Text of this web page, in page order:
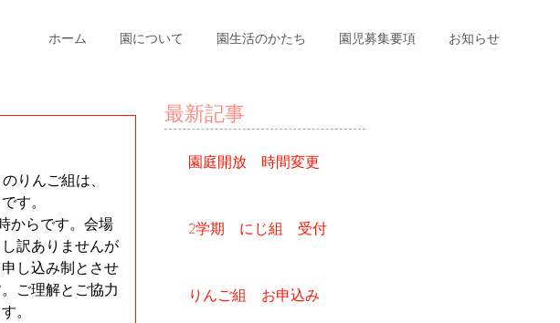
ホーム 園について 園生活のかたち 園児募集要項 お知らせ
りんご組は、
す。
からです。会場
訳ありませんが
し込み制とさせ
ご理解とご協力
。
最新記事
園庭開放 時間変更
2学期 にじ組 受付
りんご組 お申込み